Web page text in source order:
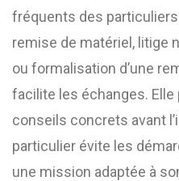
fréquents des
remise de matériel, litige
ou formalisation d’une
facilite les échanges. Elle
conseils concrets avant
particulier évite les
une mission adaptée à